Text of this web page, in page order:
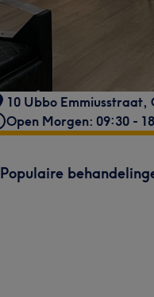
10 Ubbo Emmiusstraat,
Open Morgen: 09:30 -
Populaire